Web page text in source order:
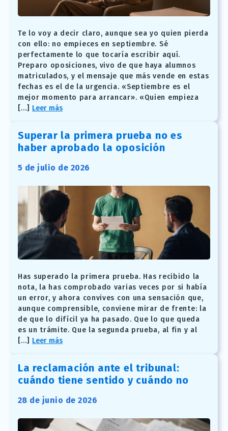
Te lo voy a decir claro, aunque sea yo quien pierda
con ello: no empieces en septiembre. Sé
perfectamente lo que tocaría escribir aquí.
Preparo oposiciones, vivo de que haya alumnos
matriculados, y el mensaje que más vende en estas
fechas es el de la urgencia. «Septiembre es el
mejor momento para arrancar». «Quien empieza
[…] Leer más
Superar la primera prueba no es
haber aprobado la oposición
5 de julio de 2026
Has superado la primera prueba. Has recibido la
nota, la has comprobado varias veces por si había
un error, y ahora convives con una sensación que,
aunque comprensible, conviene mirar de frente: la
de que lo difícil ya ha pasado. Que lo que queda
es un trámite. Que la segunda prueba, al fin y al
[…] Leer más
La reclamación ante el tribunal:
cuándo tiene sentido y cuándo no
28 de junio de 2026